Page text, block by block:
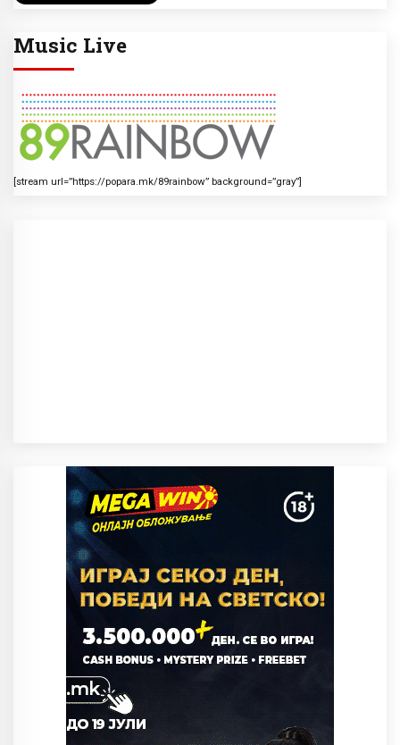
Music Live
[stream url=”https://popara.mk/89rainbow” background=”gray”]